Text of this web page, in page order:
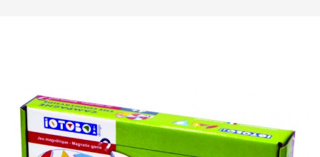
of
the
images
gallery